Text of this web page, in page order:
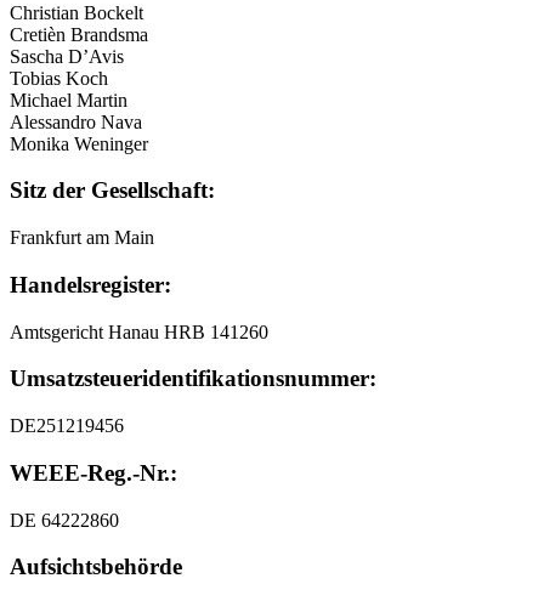
Christian Bockelt
Cretièn Brandsma
Sascha D’Avis
Tobias Koch
Michael Martin
Alessandro Nava
Monika Weninger
Sitz der Gesellschaft:
Frankfurt am Main
Handelsregister:
Amtsgericht Hanau HRB 141260
Umsatzsteuer­identifikationsnummer:
DE251219456
WEEE-Reg.-Nr.:
DE 64222860
Aufsichtsbehörde